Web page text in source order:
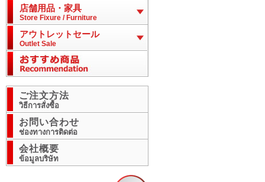
店舗用品・家具
Store Fixure / Furniture
アウトレットセール
Outlet Sale
ご注文方法
วิธีการสั่งซื้อ
お問い合わせ
ช่องทางการติดต่อ
会社概要
ข้อมูลบริษัท